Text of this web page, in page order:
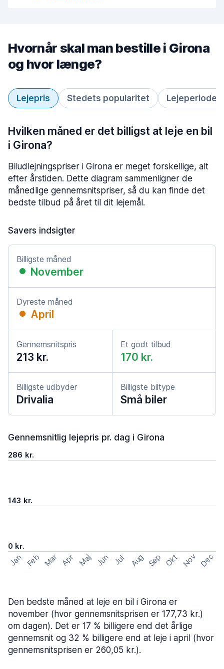
Hvornår skal man bestille i Girona
og hvor længe?
Lejepris Stedets popularitet Lejeperiode
Hvilken måned er det billigst at leje en bil
i Girona?
Biludlejningspriser i Girona er meget forskellige, alt
efter årstiden. Dette diagram sammenligner de
månedlige gennemsnitspriser, så du kan finde det
bedste tilbud på året til dit lejemål.
Savers indsigter
Billigste måned
November
Dyreste måned
April
Gennemsnitspris
213 kr.
Et godt tilbud
170 kr.
Billigste udbyder
Drivalia
Billigste biltype
Små biler
Gennemsnitlig lejepris pr. dag i Girona
286 kr.
143 kr.
0 kr.
Jan Feb Mar Apr Maj Jun Jul Aug Sep Okt Nov Dec
Den bedste måned at leje en bil i Girona er
november (hvor gennemsnitsprisen er 177,73 kr.)
om dagen). Det er 17 % billigere end det årlige
gennemsnit og 32 % billigere end at leje i april (hvor
gennemsnitsprisen er 260,05 kr.).